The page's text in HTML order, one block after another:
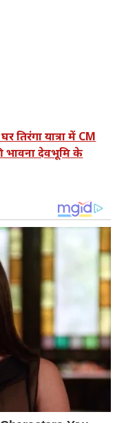
यात्रा में CM
भावना देवभूमि के